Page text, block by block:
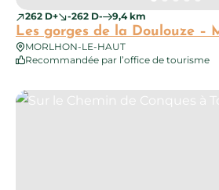
262 D+ -262 D- 9,4 km
Les gorges de la Doulouze –
MORLHON-LE-HAUT
Recommandée par l’office de tourisme
Sur le Chemin de Conques à Toulouse